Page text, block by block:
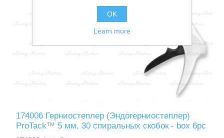
174006 Герниостеплер (Эндогерниостеплер)
ProTack™ 5 мм, 30 спиральных скобок - box 6pc
OK
Learn more